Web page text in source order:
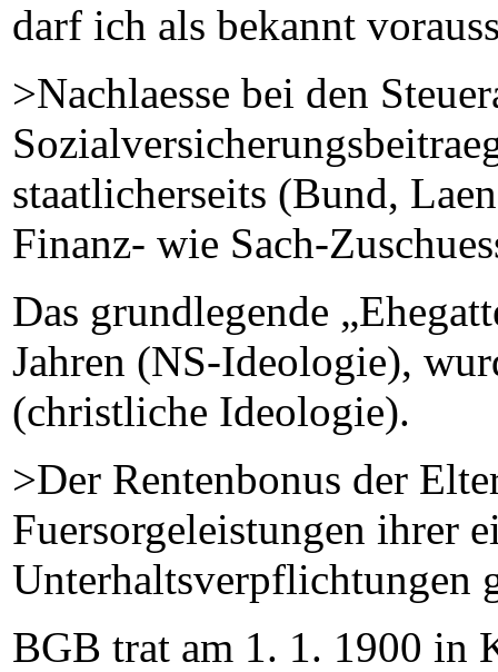
darf ich als bekannt
>Nachlaesse bei den
staatlicherseits (Bund,
Finanz- wie Sach-
Das grundlegende
Jahren (NS-Ideologie),
(christliche Ideologie).
>Der Rentenbonus der
Fuersorgeleistungen ihrer
Unterhaltsverpflichtungen
BGB trat am 1. 1. 1900 in